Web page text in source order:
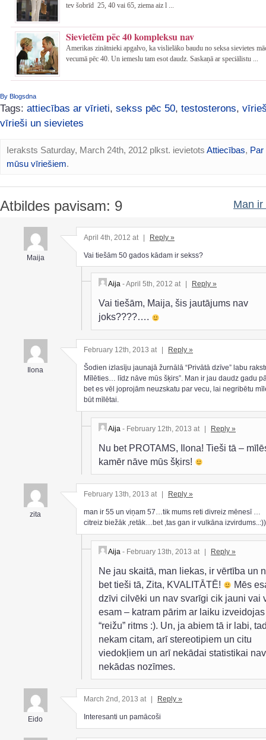
tev šobrīd 25, 40 vai 65, ziema aiz l ...
Sievietēm pēc 40 kompleksu nav
Amerikas zinātnieki apgalvo, ka vislielāko baudu no seksa sievietes
vecumā pēc 40. Un iemeslu tam esot daudz. Saskaņā ar speciālistu ...
By Blogsdna
Tags: attiecības ar vīrieti, sekss pēc 50, testosterons,
vīrieši un sievietes
Ieraksts Saturday, March 24th, 2012 plkst. ievietots Attiecības, Par
mūsu vīriešiem.
Atbildes pavisam: 9 Man ir
Maija
April 4th, 2012 at | Reply »
Vai tiešām 50 gados kādam ir sekss?
Aija - April 5th, 2012 at Reply »
Vai tiešām, Maija, šis jautājums nav
joks????….
Ilona
February 12th, 2013 at Reply »
Šodien izlasīju jaunajā žurnālā “Privātā dzīve” labu
Mīlēties… līdz nāve mūs šķirs”. Man ir jau daudz gadu
bet es vēl joprojām neuzskatu par vecu, lai negribētu
būt mīlētai.
Aija - February 12th, 2013 at | Reply »
Nu bet PROTAMS, Ilona! Tieši tā –
kamēr nāve mūs šķirs!
zita
February 13th, 2013 at Reply »
man ir 55 un viņam 57…tik mums reti divreiz mēnesī …
citreiz biežāk ,retāk…bet ,tas gan ir vulkāna izvirdums..:))
Aija - February 13th, 2013 at | Reply »
Ne jau skaitā, man liekas, ir vērtība un
bet tieši tā, Zita, KVALITĀTĒ!
Mēs
dzīvi cilvēki un nav svarīgi cik jauni vai
esam – katram pārim ar laiku
“reižu” ritms :). Un, ja abiem tā ir labi,
nekam citam, arī stereotipiem un citu
viedokļiem un arī nekādai statistikai nav
nekādas nozīmes.
Eido
March 2nd, 2013 at Reply »
Interesanti un pamācoši